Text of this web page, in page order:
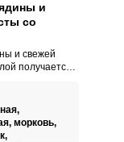
и
со
и свежей
получается
вариациями
морковь,